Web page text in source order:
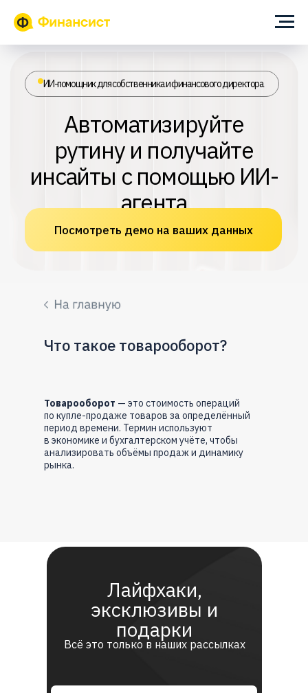
Автоматизируйте
инсайты с помощью ИИ-
агента
Посмотреть демо на ваших данных
Что такое товарооборот?
Товарооборот — это стоимость операций
по купле-продаже товаров за определённый
период времени. Термин используют
в экономике и бухгалтерском учёте, чтобы
анализировать объёмы продаж и динамику
рынка.
Всё это только в наших рассылках
Лайфхаки,
эксклюзивы и
подарки